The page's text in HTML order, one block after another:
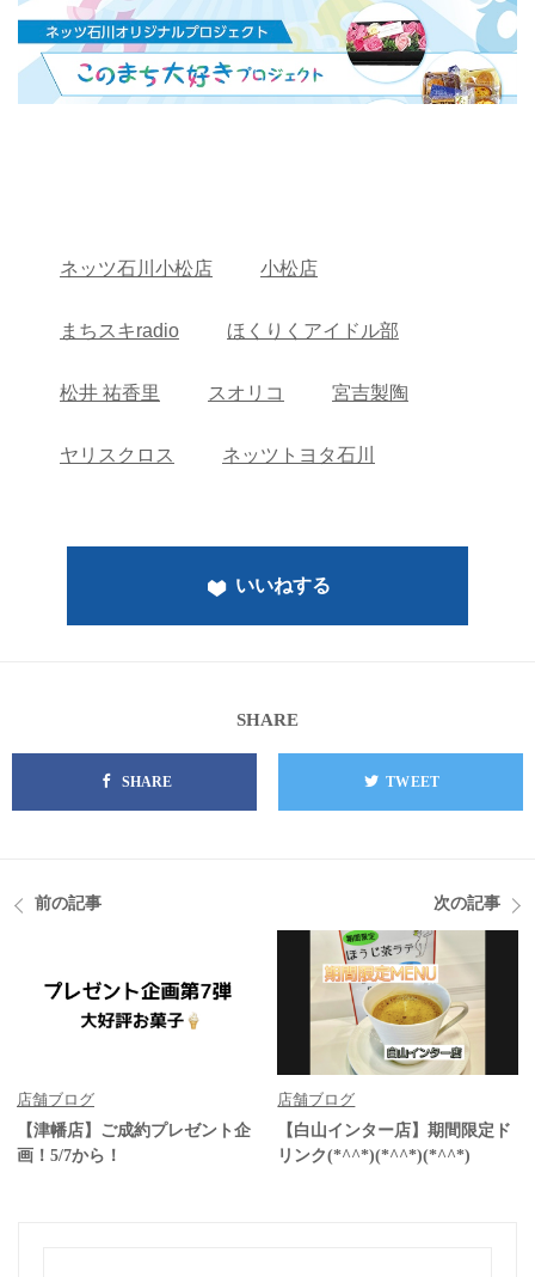
ネッツ石川小松店 小松店
まちスキradio ほくりくアイドル部
松井 祐香里 スオリコ 宮吉製陶
ヤリスクロス ネッツトヨタ石川
いいねする
SHARE
SHARE TWEET
前の記事
店舗ブログ
【津幡店】ご成約プレゼント企
画！5/7から！
次の記事
店舗ブログ
【白山インター店】期間限定ド
リンク(*^^*)(*^^*)(*^^*)